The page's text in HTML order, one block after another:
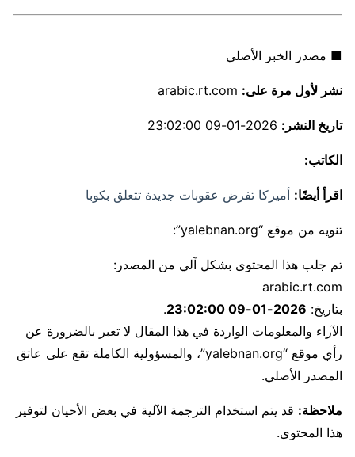
■ مصدر الخبر الأصلي
نشر لأول مرة على: arabic.rt.com
تاريخ النشر: 2026-01-09 23:02:00
الكاتب:
اقرأ أيضًا: أميركا تفرض عقوبات جديدة تتعلق بكوبا
تنويه من موقع “yalebnan.org”:
تم جلب هذا المحتوى بشكل آلي من المصدر:
arabic.rt.com
بتاريخ: 2026-01-09 23:02:00
.
الآراء والمعلومات الواردة في هذا المقال لا تعبر بالضرورة عن
رأي موقع “yalebnan.org”، والمسؤولية الكاملة تقع على عاتق
المصدر الأصلي.
ملاحظة: قد يتم استخدام الترجمة الآلية في بعض الأحيان لتوفير
هذا المحتوى.